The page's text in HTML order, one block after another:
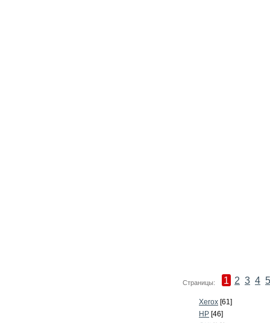
Страницы: 1 2 3 4 5
Xerox [61]
HP [46]